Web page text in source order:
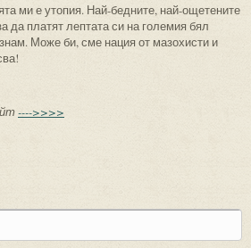
ми е утопия. Най-бедните, най-ощетените
да платят лептата си на големия бял
Може би, сме нация от мазохисти и
---->>>>